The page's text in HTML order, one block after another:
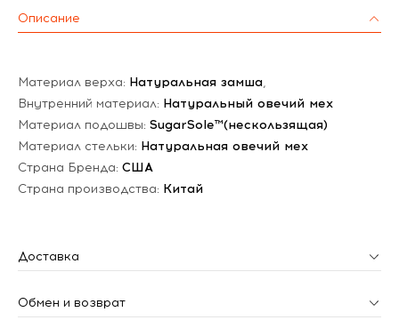
Описание
Материал верха: Натуральная замша,
Внутренний материал: Натуральный овечий мех
Материал подошвы: SugarSole™(нескользящая)
Материал стельки: Натуральная овечий мех
Страна Бренда: США
Страна производства: Китай
Доставка
Обмен и возврат